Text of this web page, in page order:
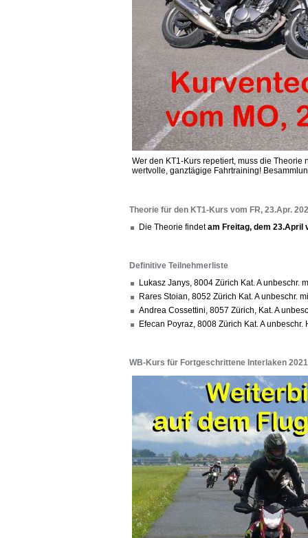
Wer den KT1-Kurs repetiert, muss die
wertvolle, ganztägige Fahrtraining!
Theorie für den KT1-Kurs vom FR, 23.Apr.
Die Theorie findetam Freitag, dem 23.April
Definitive Teilnehmerliste
Lukasz Janys, 8004 Zürich Kat. A unbeschr.
Rares Stoian, 8052 Zürich Kat. A unbeschr.
Andrea Cossettini, 8057 Zürich, Kat. A
Efecan Poyraz, 8008 Zürich Kat. A unbeschr.
WB-Kurs für Fortgeschrittene Interlaken 2021